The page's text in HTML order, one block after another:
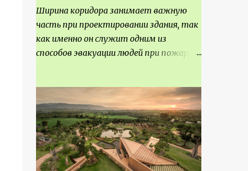
пропаганды, рекламы, внедрения новых
технологий, обмен опытом,
привлечения внимания и т.д.
Ширина коридора занимает важную
часть при проектировании здания, так
как именно он служит одним из
способов эвакуации людей при пожаре.
выполнять правильный расчет. Все
особенности рассмотрим в данной
статье.